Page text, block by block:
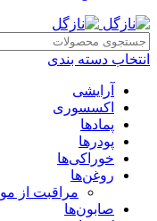
انتخاب دسته بندی
آرایشی
اکسسوری
پمادها
پودرها
خوراکی‌ها
روغن‌ها
مراقبت از مو
صابون‌ها